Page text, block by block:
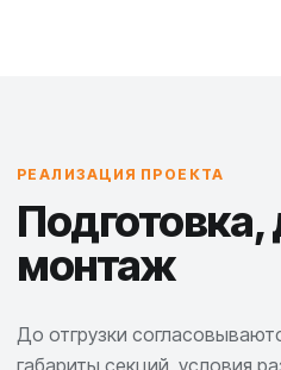
РЕАЛИЗАЦИЯ ПРОЕКТА
Подготовка,
монтаж
До отгрузки
габариты секций, условия